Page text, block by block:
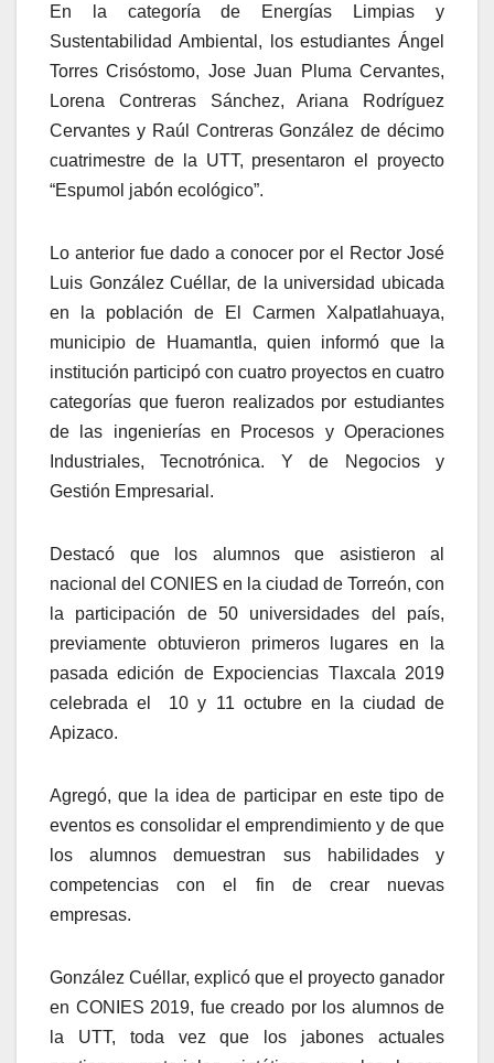
En la categoría de Energías Limpias y
Sustentabilidad Ambiental, los estudiantes Ángel
Torres Crisóstomo, Jose Juan Pluma Cervantes,
Lorena Contreras Sánchez, Ariana Rodríguez
Cervantes y Raúl Contreras González de décimo
cuatrimestre de la UTT, presentaron el proyecto
“Espumol jabón ecológico”.
Lo anterior fue dado a conocer por el Rector José
Luis González Cuéllar, de la universidad ubicada
en la población de El Carmen Xalpatlahuaya,
municipio de Huamantla, quien informó que la
institución participó con cuatro proyectos en cuatro
categorías que fueron realizados por estudiantes
de las ingenierías en Procesos y Operaciones
Industriales, Tecnotrónica. Y de Negocios y
Gestión Empresarial.
Destacó que los alumnos que asistieron al
nacional del CONIES en la ciudad de Torreón, con
la participación de 50 universidades del país,
previamente obtuvieron primeros lugares en la
pasada edición de Expociencias Tlaxcala 2019
celebrada el 10 y 11 octubre en la ciudad de
Apizaco.
Agregó, que la idea de participar en este tipo de
eventos es consolidar el emprendimiento y de que
los alumnos demuestran sus habilidades y
competencias con el fin de crear nuevas
empresas.
González Cuéllar, explicó que el proyecto ganador
en CONIES 2019, fue creado por los alumnos de
la UTT, toda vez que los jabones actuales